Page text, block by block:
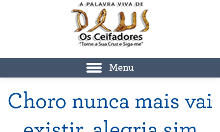
Menu
Choro nunca mais vai